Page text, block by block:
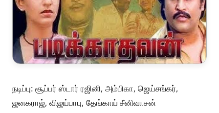
நடிப்பு: சூப்பர் ஸ்டார் ரஜினி, அம்பிகா, ஜெய்சங்கர்,
ஜனகராஜ், விஜய்பாபு, தேங்காய் சீனிவாசன்